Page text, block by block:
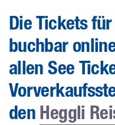
Die Tickets
buchbar
allen See
den Heggli